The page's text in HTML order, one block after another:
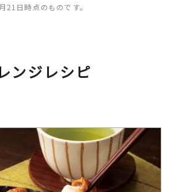
日時点のものです。
ンジレシピ